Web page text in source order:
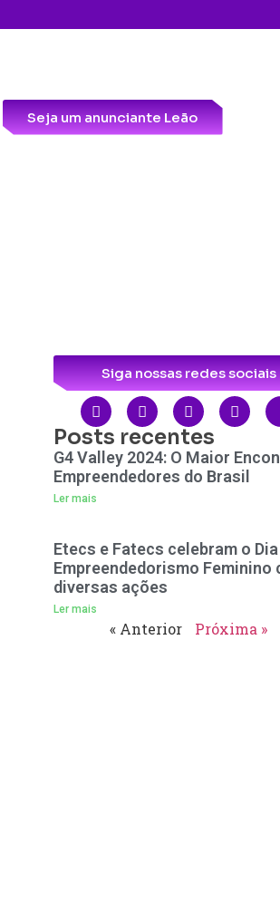
Seja um anunciante Leão
Siga nossas redes sociais
Posts recentes
G4 Valley 2024: O Maior
Empreendedores do Brasil
Ler mais
Etecs e Fatecs celebram o
Empreendedorismo Feminino
diversas ações
Ler mais
« Anterior Próxima »